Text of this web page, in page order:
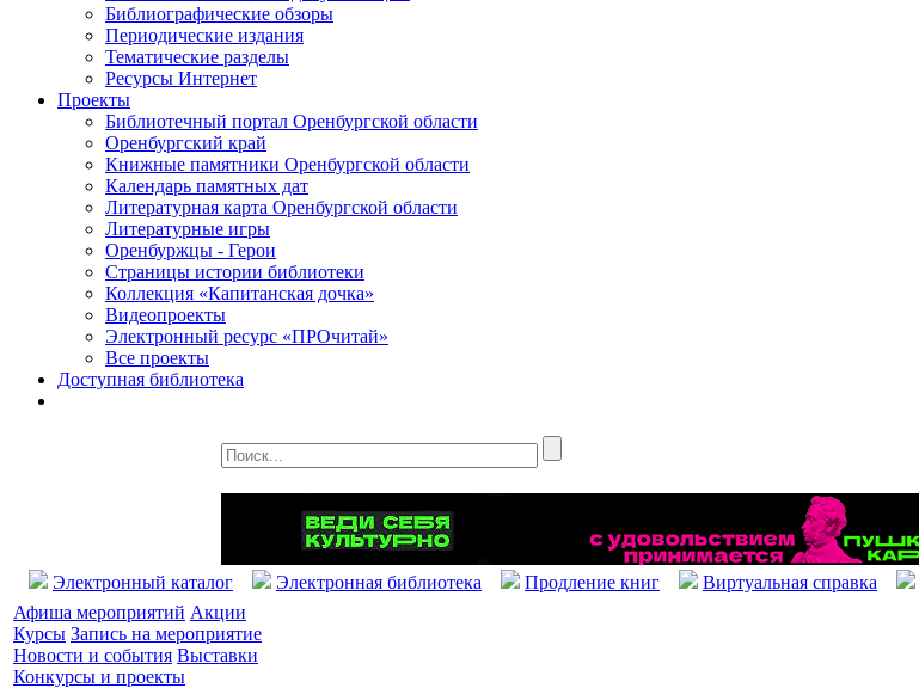
Библиографические обзоры
Периодические издания
Тематические разделы
Ресурсы Интернет
Проекты
Библиотечный портал Оренбургской области
Оренбургский край
Книжные памятники Оренбургской области
Календарь памятных дат
Литературная карта Оренбургской области
Литературные игры
Оренбуржцы - Герои
Страницы истории библиотеки
Коллекция «Капитанская дочка»
Видеопроекты
Электронный ресурс «ПРОчитай»
Все проекты
Доступная библиотека
Электронный каталог Электронная библиотека Продление книг Виртуальная справка
Афиша мероприятий Акции
Курсы Запись на мероприятие
Новости и события Выставки
Конкурсы и проекты